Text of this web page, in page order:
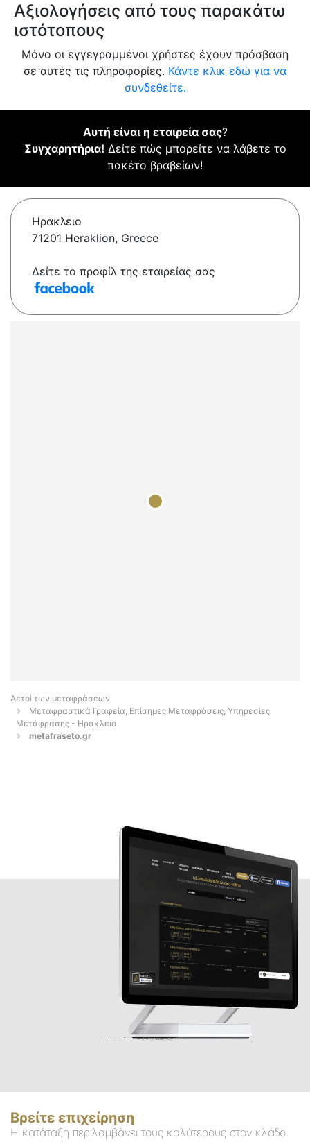
Αξιολογήσεις από τους παρακάτω
ιστότοπους
Μόνο οι εγγεγραμμένοι χρήστες έχουν πρόσβαση
σε αυτές τις πληροφορίες. Κάντε κλικ εδώ για να
συνδεθείτε.
Αυτή είναι η εταιρεία σας?
Συγχαρητήρια! Δείτε πώς μπορείτε να λάβετε το
πακέτο βραβείων!
Ηρακλειο
71201 Heraklion, Greece
Δείτε το προφίλ της εταιρείας σας
Αετοί των μεταφράσεων
Μεταφραστικά Γραφεία, Επίσημες Μεταφράσεις, Υπηρεσίες
Μετάφρασης - Ηρακλειο
metafraseto.gr
Βρείτε επιχείρηση
Η κατάταξη περιλαμβάνει τους καλύτερους στον κλάδο